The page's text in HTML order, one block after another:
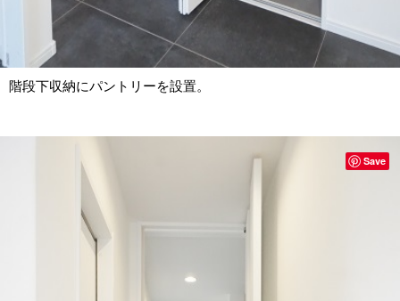
階段下収納にパントリーを設置。
Save